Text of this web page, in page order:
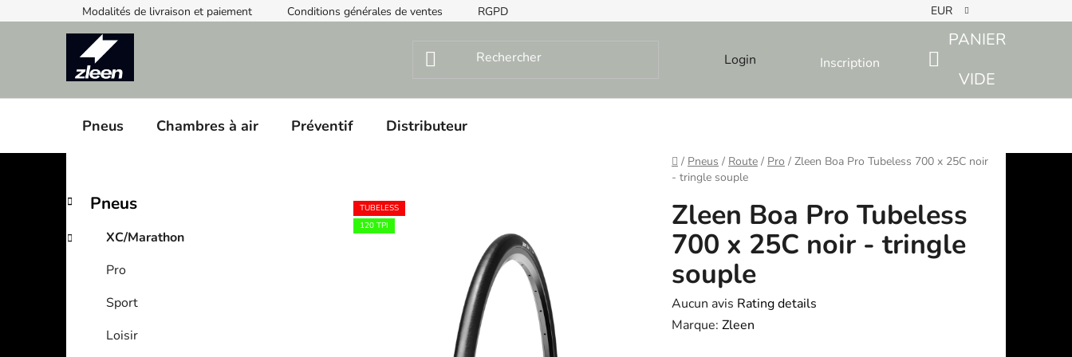
to
Modalités de livraison et paiement Conditions générales de ventes RGPD EUR
Login Inscription
SHOPPING
PANIER
VIDE
Pneus Chambres à air Préventif Distributeur
Home
/ Pneus / Route / Pro / Zleen Boa Pro Tubeless 700 x 25C noir
- tringle souple
S
d
Skip
categories
C
a
e
Pneus
XC/Marathon
Pro
Sport
Loisir
Zleen Boa Pro Tubeless
700 x 25C noir - tringle
souple
The
average
Aucun avis Rating details
Marque: Zleen
TUBELESS
120 TPI